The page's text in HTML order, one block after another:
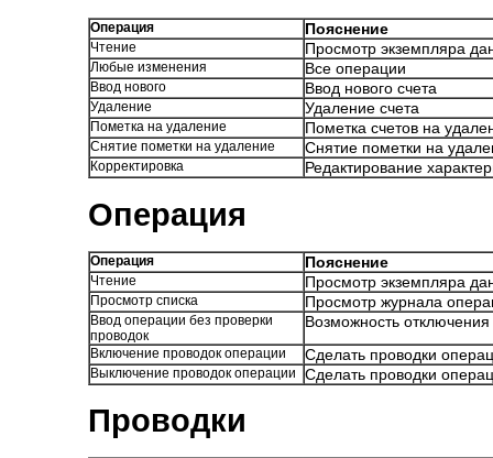
Операция Пояснение
Чтение Просмотр экземпляра
Любые изменения Все операции
Ввод нового Ввод нового счета
Удаление Удаление счета
Пометка на удаление Пометка счетов на
Снятие пометки на удаление Снятие пометки на
Корректировка Редактирование
Операция
Операция Пояснение
Чтение Просмотр экземпляра
Просмотр списка Просмотр журнала
Ввод операции без проверки
проводок
Возможность
Включение проводок операции Сделать проводки
Выключение проводок операции Сделать проводки
Проводки